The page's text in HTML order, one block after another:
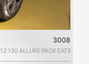
3008
1.2 130 ALLURE PACK EAT8